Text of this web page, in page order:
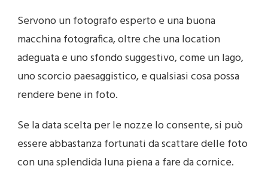
Servono un fotografo esperto e una buona
macchina fotografica, oltre che una location
adeguata e uno sfondo suggestivo, come un lago,
uno scorcio paesaggistico, e qualsiasi cosa possa
rendere bene in foto.
Se la data scelta per le nozze lo consente, si può
essere abbastanza fortunati da scattare delle foto
con una splendida luna piena a fare da cornice.